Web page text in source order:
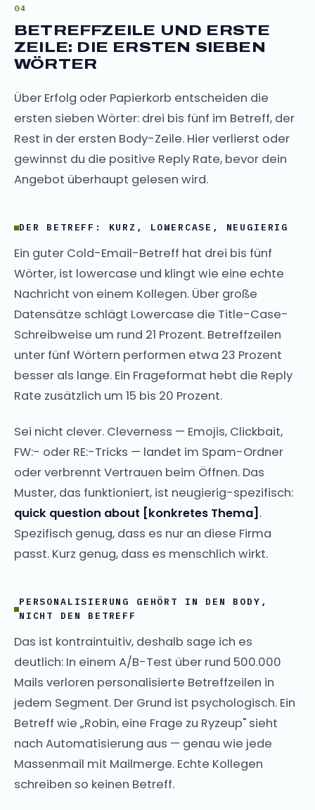
BETREFFZEILE UND ERSTE
ZEILE: DIE ERSTEN SIEBEN
WÖRTER
Über Erfolg oder Papierkorb entscheiden die
ersten sieben Wörter: drei bis fünf im Betreff, der
Rest in der ersten Body-Zeile. Hier verlierst oder
gewinnst du die positive Reply Rate, bevor dein
Angebot überhaupt gelesen wird.
DER BETREFF: KURZ, LOWERCASE, NEUGIERIG
Ein guter Cold-Email-Betreff hat drei bis fünf
Wörter, ist lowercase und klingt wie eine echte
Nachricht von einem Kollegen. Über große
Datensätze schlägt Lowercase die Title-Case-
Schreibweise um rund 21 Prozent. Betreffzeilen
unter fünf Wörtern performen etwa 23 Prozent
besser als lange. Ein Frageformat hebt die Reply
Rate zusätzlich um 15 bis 20 Prozent.
Sei nicht clever. Cleverness — Emojis, Clickbait,
FW:- oder RE:-Tricks — landet im Spam-Ordner
oder verbrennt Vertrauen beim Öffnen. Das
Muster, das funktioniert, ist neugierig-spezifisch:
quick question about [konkretes Thema] .
Spezifisch genug, dass es nur an diese Firma
passt. Kurz genug, dass es menschlich wirkt.
PERSONALISIERUNG GEHÖRT IN DEN BODY,
NICHT DEN BETREFF
Das ist kontraintuitiv, deshalb sage ich es
deutlich: In einem A/B-Test über rund 500.000
Mails verloren personalisierte Betreffzeilen in
jedem Segment. Der Grund ist psychologisch. Ein
Betreff wie „Robin, eine Frage zu Ryzeup" sieht
nach Automatisierung aus — genau wie jede
Massenmail mit Mailmerge. Echte Kollegen
schreiben so keinen Betreff.